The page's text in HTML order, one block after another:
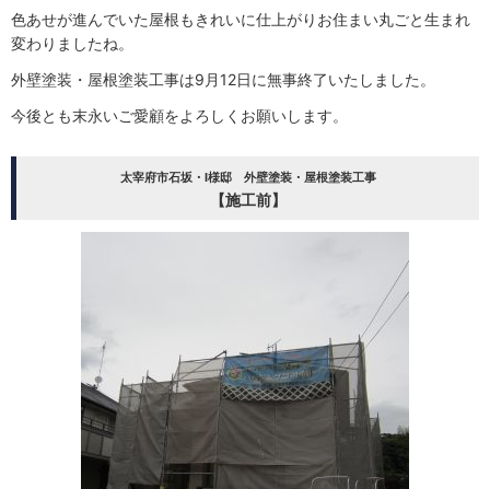
色あせが進んでいた屋根もきれいに仕上がりお住まい丸ごと生まれ
変わりましたね。
外壁塗装・屋根塗装工事は9月12日に無事終了いたしました。
今後とも末永いご愛顧をよろしくお願いします。
太宰府市石坂・I様邸 外壁塗装・屋根塗装工事
【施工前】